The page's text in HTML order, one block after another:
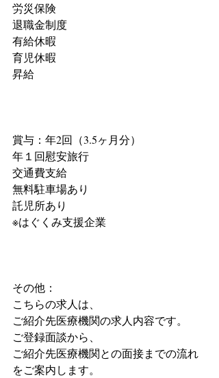
労災保険
退職金制度
有給休暇
育児休暇
昇給
賞与：年2回（3.5ヶ月分）
年１回慰安旅行
交通費支給
無料駐車場あり
託児所あり
※はぐくみ支援企業
その他：
こちらの求人は、
ご紹介先医療機関の求人内容です。
ご登録面談から、
ご紹介先医療機関との面接までの流れ
をご案内します。